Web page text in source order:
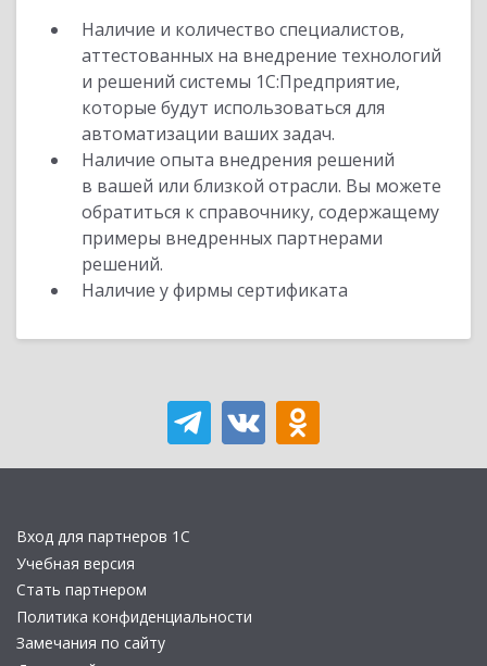
Наличие и количество специалистов,
аттестованных на внедрение технологий
и решений системы 1С:Предприятие,
которые будут использоваться для
автоматизации ваших задач.
Наличие опыта внедрения решений
в вашей или близкой отрасли. Вы можете
обратиться к справочнику, содержащему
примеры внедренных партнерами
решений.
Наличие у фирмы сертификата
Вход для партнеров 1С
Учебная версия
Стать партнером
Политика конфиденциальности
Замечания по сайту